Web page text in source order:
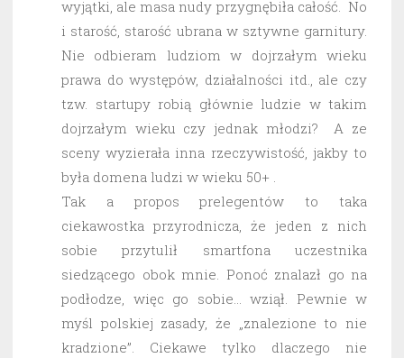
wyjątki, ale masa nudy przygnębiła całość. No
i starość, starość ubrana w sztywne garnitury.
Nie odbieram ludziom w dojrzałym wieku
prawa do występów, działalności itd., ale czy
tzw. startupy robią głównie ludzie w takim
dojrzałym wieku czy jednak młodzi? A ze
sceny wyzierała inna rzeczywistość, jakby to
była domena ludzi w wieku 50+ .
Tak a propos prelegentów to taka
ciekawostka przyrodnicza, że jeden z nich
sobie przytulił smartfona uczestnika
siedzącego obok mnie. Ponoć znalazł go na
podłodze, więc go sobie… wziął. Pewnie w
myśl polskiej zasady, że „znalezione to nie
kradzione”. Ciekawe tylko dlaczego nie